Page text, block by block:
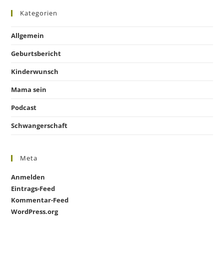
Kategorien
Allgemein
Geburtsbericht
Kinderwunsch
Mama sein
Podcast
Schwangerschaft
Meta
Anmelden
Eintrags-Feed
Kommentar-Feed
WordPress.org